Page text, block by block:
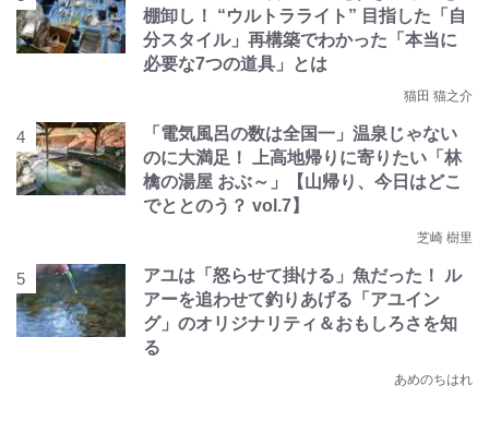
棚卸し！ “ウルトラライト” 目指した「自
分スタイル」再構築でわかった「本当に
必要な7つの道具」とは
猫田 猫之介
「電気風呂の数は全国一」温泉じゃない
のに大満足！ 上高地帰りに寄りたい「林
檎の湯屋 おぶ～」【山帰り、今日はどこ
でととのう？ vol.7】
芝崎 樹里
アユは「怒らせて掛ける」魚だった！ ル
アーを追わせて釣りあげる「アユイン
グ」のオリジナリティ＆おもしろさを知
る
あめのちはれ